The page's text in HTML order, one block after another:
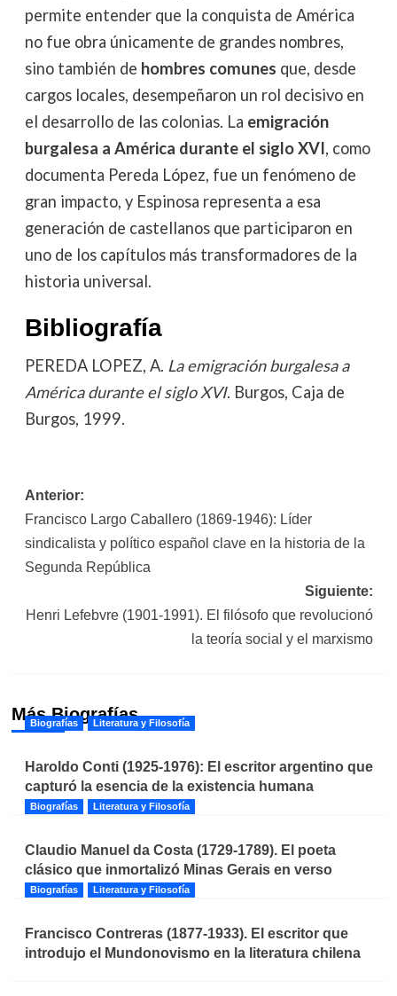
permite entender que la conquista de América
no fue obra únicamente de grandes nombres,
sino también de hombres comunes que, desde
cargos locales, desempeñaron un rol decisivo en
el desarrollo de las colonias. La emigración
burgalesa a América durante el siglo XVI, como
documenta Pereda López, fue un fenómeno de
gran impacto, y Espinosa representa a esa
generación de castellanos que participaron en
uno de los capítulos más transformadores de la
historia universal.
Bibliografía
PEREDA LOPEZ, A. La emigración burgalesa a
América durante el siglo XVI. Burgos, Caja de
Burgos, 1999.
Navegación
de
entradas
Anterior:
Francisco Largo Caballero (1869-1946): Líder
sindicalista y político español clave en la historia de la
Segunda República
Siguiente:
Henri Lefebvre (1901-1991). El filósofo que revolucionó
la teoría social y el marxismo
Más Biografías
Biografías Literatura y Filosofía
Haroldo Conti (1925-1976): El escritor argentino que
capturó la esencia de la existencia humana
Biografías Literatura y Filosofía
Claudio Manuel da Costa (1729-1789). El poeta
clásico que inmortalizó Minas Gerais en verso
Biografías Literatura y Filosofía
Francisco Contreras (1877-1933). El escritor que
introdujo el Mundonovismo en la literatura chilena